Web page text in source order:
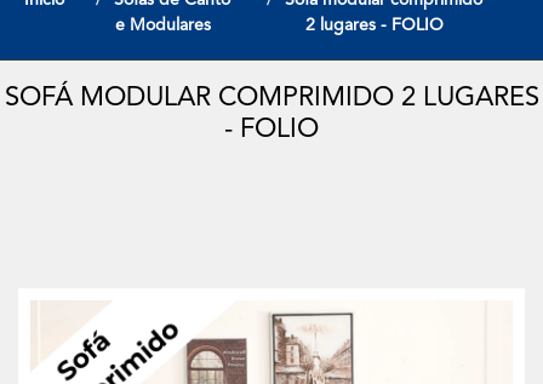
e Modulares
2 lugares - FOLIO
SOFÁ MODULAR COMPRIMIDO 2 LUGARES
- FOLIO